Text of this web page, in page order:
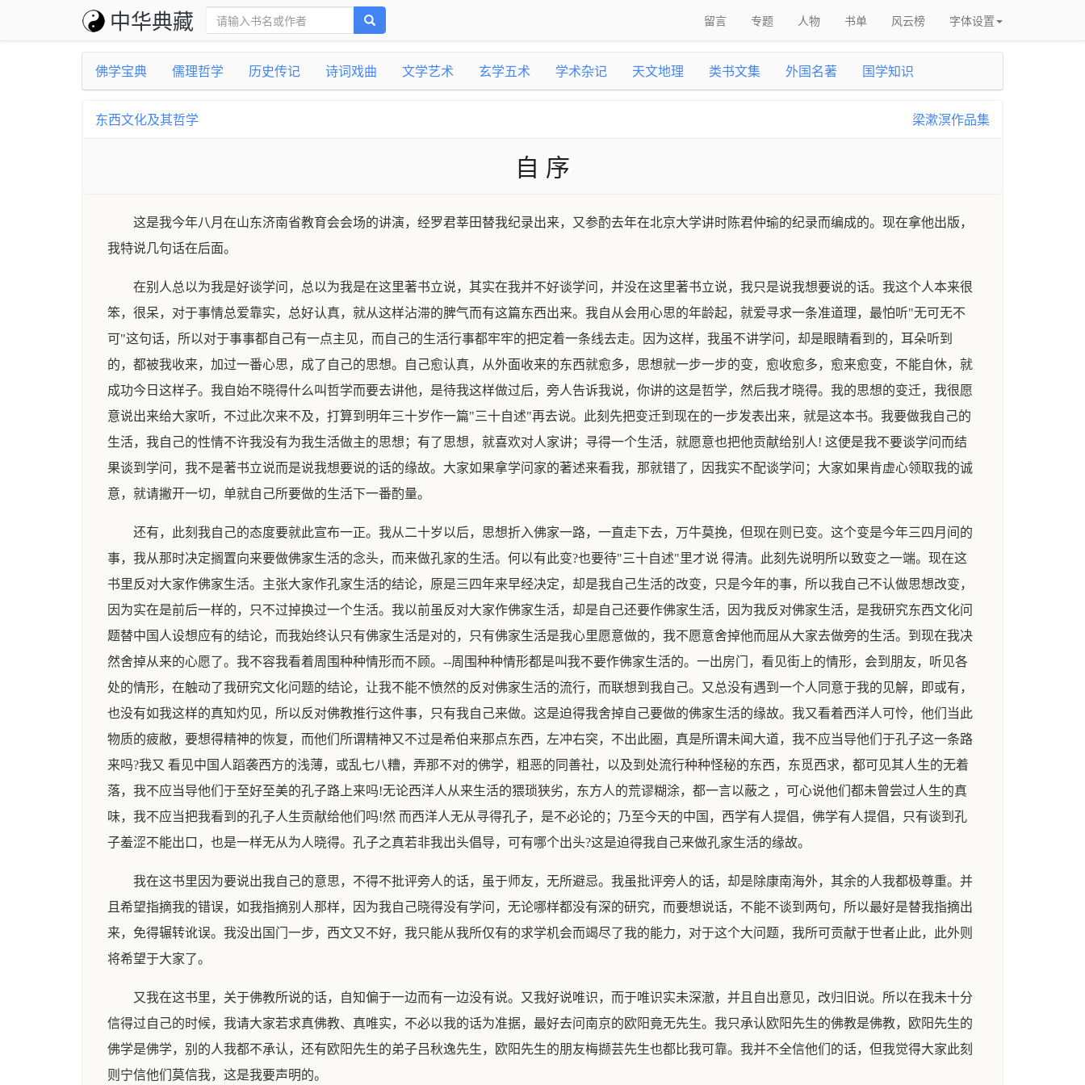
中华典藏 留言 专题 人物 书单 风云榜 字体设置
佛学宝典 儒理哲学 历史传记 诗词戏曲 文学艺术 玄学五术 学术杂记 天文地理 类书文集 外国名著 国学知识
东西文化及其哲学 梁漱溟作品集
自 序
这是我今年八月在山东济南省教育会会场的讲演，经罗君莘田替我纪录出来，又参酌去年在北京大学讲时陈君仲瑜的纪录而编成的。现在拿他出版，
我特说几句话在后面。
在别人总以为我是好谈学问，总以为我是在这里著书立说，其实在我并不好谈学问，并没在这里著书立说，我只是说我想要说的话。我这个人本来很
笨，很呆，对于事情总爱靠实，总好认真，就从这样沾滞的脾气而有这篇东西出来。我自从会用心思的年龄起，就爱寻求一条准道理，最怕听"无可无不
可"这句话，所以对于事事都自己有一点主见，而自己的生活行事都牢牢的把定着一条线去走。因为这样，我虽不讲学问，却是眼睛看到的，耳朵听到
的，都被我收来，加过一番心思，成了自己的思想。自己愈认真，从外面收来的东西就愈多，思想就一步一步的变，愈收愈多，愈来愈变，不能自休，就
成功今日这样子。我自始不晓得什么叫哲学而要去讲他，是待我这样做过后，旁人告诉我说，你讲的这是哲学，然后我才晓得。我的思想的变迁，我很愿
意说出来给大家听，不过此次来不及，打算到明年三十岁作一篇"三十自述"再去说。此刻先把变迁到现在的一步发表出来，就是这本书。我要做我自己的
生活，我自己的性情不许我没有为我生活做主的思想；有了思想，就喜欢对人家讲；寻得一个生活，就愿意也把他贡献给别人! 这便是我不要谈学问而结
果谈到学问，我不是著书立说而是说我想要说的话的缘故。大家如果拿学问家的著述来看我，那就错了，因我实不配谈学问；大家如果肯虚心领取我的诚
意，就请撇开一切，单就自己所要做的生活下一番酌量。
还有，此刻我自己的态度要就此宣布一正。我从二十岁以后，思想折入佛家一路，一直走下去，万牛莫挽，但现在则已变。这个变是今年三四月间的
事，我从那时决定搁置向来要做佛家生活的念头，而来做孔家的生活。何以有此变?也要待"三十自述"里才说 得清。此刻先说明所以致变之一端。现在这
书里反对大家作佛家生活。主张大家作孔家生活的结论，原是三四年来早经决定，却是我自己生活的改变，只是今年的事，所以我自己不认做思想改变，
因为实在是前后一样的，只不过掉换过一个生活。我以前虽反对大家作佛家生活，却是自己还要作佛家生活，因为我反对佛家生活，是我研究东西文化问
题替中国人设想应有的结论，而我始终认只有佛家生活是对的，只有佛家生活是我心里愿意做的，我不愿意舍掉他而屈从大家去做旁的生活。到现在我决
然舍掉从来的心愿了。我不容我看着周围种种情形而不顾。--周围种种情形都是叫我不要作佛家生活的。一出房门，看见街上的情形，会到朋友，听见各
处的情形，在触动了我研究文化问题的结论，让我不能不愤然的反对佛家生活的流行，而联想到我自己。又总没有遇到一个人同意于我的见解，即或有，
也没有如我这样的真知灼见，所以反对佛教推行这件事，只有我自己来做。这是迫得我舍掉自己要做的佛家生活的缘故。我又看着西洋人可怜，他们当此
物质的疲敝，要想得精神的恢复，而他们所谓精神又不过是希伯来那点东西，左冲右突，不出此圈，真是所谓未闻大道，我不应当导他们于孔子这一条路
来吗?我又 看见中国人蹈袭西方的浅薄，或乱七八糟，弄那不对的佛学，粗恶的同善社，以及到处流行种种怪秘的东西，东觅西求，都可见其人生的无着
落，我不应当导他们于至好至美的孔子路上来吗!无论西洋人从来生活的猥琐狭劣，东方人的荒谬糊涂，都一言以蔽之 ，可心说他们都未曾尝过人生的真
味，我不应当把我看到的孔子人生贡献给他们吗!然 而西洋人无从寻得孔子，是不必论的；乃至今天的中国，西学有人提倡，佛学有人提倡，只有谈到孔
子羞涩不能出口，也是一样无从为人晓得。孔子之真若非我出头倡导，可有哪个出头?这是迫得我自己来做孔家生活的缘故。
我在这书里因为要说出我自己的意思，不得不批评旁人的话，虽于师友，无所避忌。我虽批评旁人的话，却是除康南海外，其余的人我都极尊重。并
且希望指摘我的错误，如我指摘别人那样，因为我自己晓得没有学问，无论哪样都没有深的研究，而要想说话，不能不谈到两句，所以最好是替我指摘出
来，免得辗转讹误。我没出国门一步，西文又不好，我只能从我所仅有的求学机会而竭尽了我的能力，对于这个大问题，我所可贡献于世者止此，此外则
将希望于大家了。
又我在这书里，关于佛教所说的话，自知偏于一边而有一边没有说。又我好说唯识，而于唯识实未深澈，并且自出意见，改归旧说。所以在我未十分
信得过自己的时候，我请大家若求真佛教、真唯实，不必以我的话为准据，最好去问南京的欧阳竟无先生。我只承认欧阳先生的佛教是佛教，欧阳先生的
佛学是佛学，别的人我都不承认，还有欧阳先生的弟子吕秋逸先生，欧阳先生的朋友梅撷芸先生也都比我可靠。我并不全信他们的话，但我觉得大家此刻
则宁信他们莫信我，这是我要声明的。